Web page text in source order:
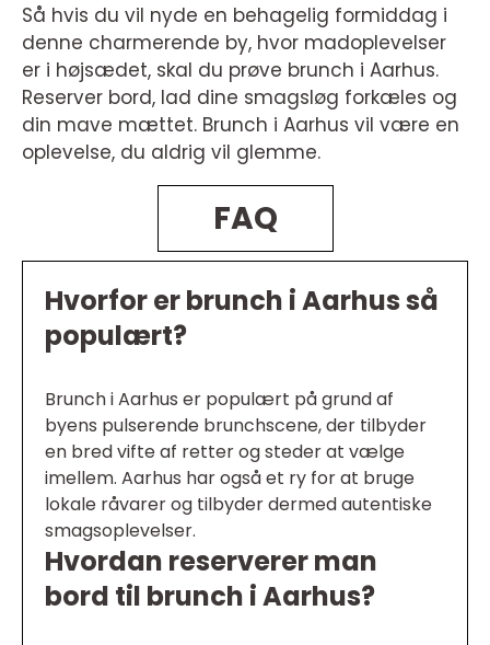
Så hvis du vil nyde en behagelig formiddag i
denne charmerende by, hvor madoplevelser
er i højsædet, skal du prøve brunch i Aarhus.
Reserver bord, lad dine smagsløg forkæles og
din mave mættet. Brunch i Aarhus vil være en
oplevelse, du aldrig vil glemme.
FAQ
Hvorfor er brunch i Aarhus så
populært?
Brunch i Aarhus er populært på grund af
byens pulserende brunchscene, der tilbyder
en bred vifte af retter og steder at vælge
imellem. Aarhus har også et ry for at bruge
lokale råvarer og tilbyder dermed autentiske
smagsoplevelser.
Hvordan reserverer man
bord til brunch i Aarhus?